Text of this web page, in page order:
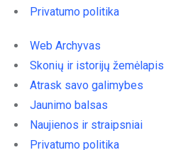
Privatumo politika
Web Archyvas
Skonių ir istorijų žemėlapis
Atrask savo galimybes
Jaunimo balsas
Naujienos ir straipsniai
Privatumo politika